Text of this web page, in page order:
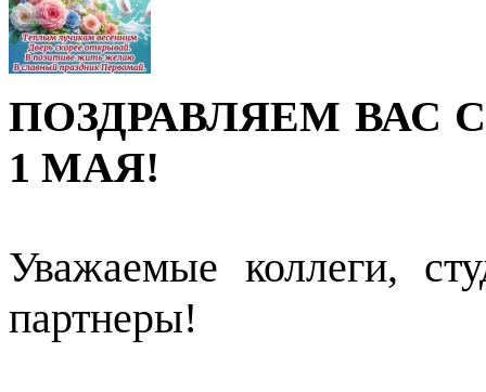
ПОЗДРАВЛЯЕМ ВАС
1 МАЯ!
Уважаемые коллеги,
партнеры!